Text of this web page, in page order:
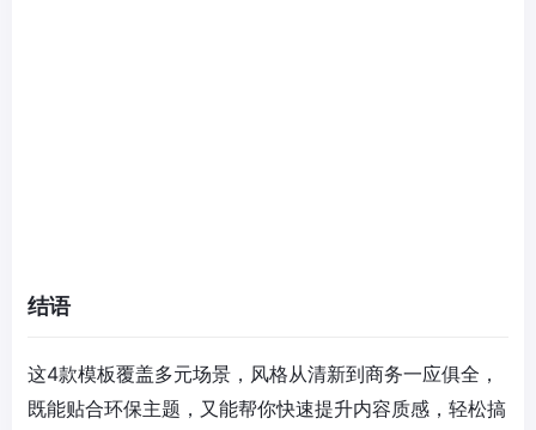
结语
这4款模板覆盖多元场景，风格从清新到商务一应俱全，
既能贴合环保主题，又能帮你快速提升内容质感，轻松搞